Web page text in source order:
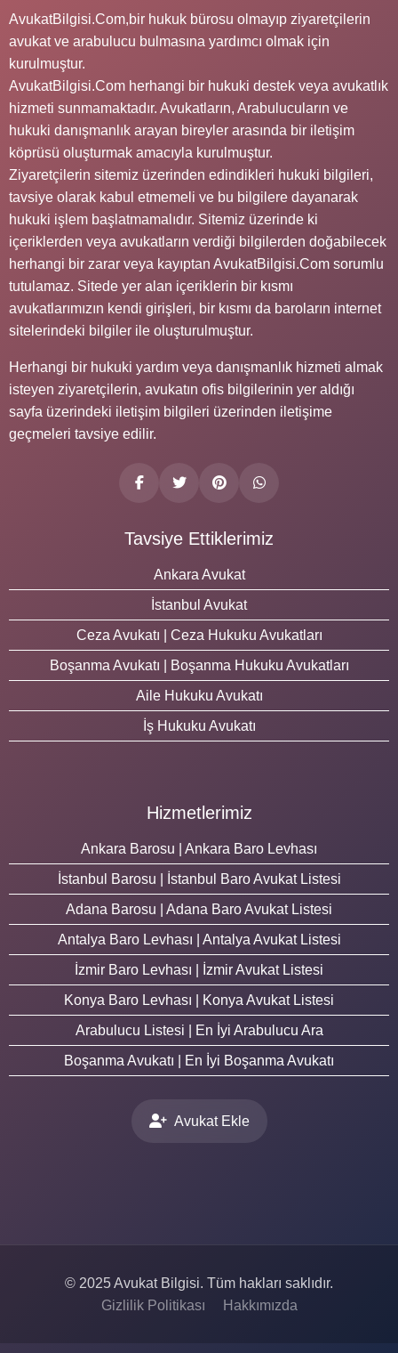
AvukatBilgisi.Com,bir hukuk bürosu olmayıp ziyaretçilerin
avukat ve arabulucu bulmasına yardımcı olmak için
kurulmuştur.
AvukatBilgisi.Com herhangi bir hukuki destek veya avukatlık
hizmeti sunmamaktadır. Avukatların, Arabulucuların ve
hukuki danışmanlık arayan bireyler arasında bir iletişim
köprüsü oluşturmak amacıyla kurulmuştur.
Ziyaretçilerin sitemiz üzerinden edindikleri hukuki bilgileri,
tavsiye olarak kabul etmemeli ve bu bilgilere dayanarak
hukuki işlem başlatmamalıdır. Sitemiz üzerinde ki
içeriklerden veya avukatların verdiği bilgilerden doğabilecek
herhangi bir zarar veya kayıptan AvukatBilgisi.Com sorumlu
tutulamaz. Sitede yer alan içeriklerin bir kısmı
avukatlarımızın kendi girişleri, bir kısmı da baroların internet
sitelerindeki bilgiler ile oluşturulmuştur.
Herhangi bir hukuki yardım veya danışmanlık hizmeti almak
isteyen ziyaretçilerin, avukatın ofis bilgilerinin yer aldığı
sayfa üzerindeki iletişim bilgileri üzerinden iletişime
geçmeleri tavsiye edilir.
Tavsiye Ettiklerimiz
Ankara Avukat
İstanbul Avukat
Ceza Avukatı | Ceza Hukuku Avukatları
Boşanma Avukatı | Boşanma Hukuku Avukatları
Aile Hukuku Avukatı
İş Hukuku Avukatı
Hizmetlerimiz
Ankara Barosu | Ankara Baro Levhası
İstanbul Barosu | İstanbul Baro Avukat Listesi
Adana Barosu | Adana Baro Avukat Listesi
Antalya Baro Levhası | Antalya Avukat Listesi
İzmir Baro Levhası | İzmir Avukat Listesi
Konya Baro Levhası | Konya Avukat Listesi
Arabulucu Listesi | En İyi Arabulucu Ara
Boşanma Avukatı | En İyi Boşanma Avukatı
Avukat Ekle
© 2025 Avukat Bilgisi. Tüm hakları saklıdır.
Gizlilik Politikası
Hakkımızda